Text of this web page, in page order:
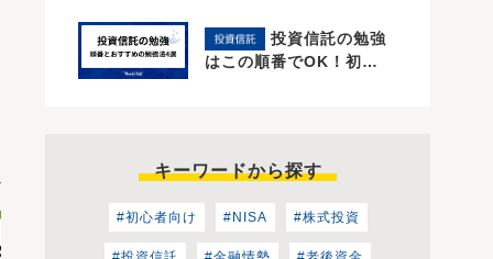
投資信託の勉強
はこの順番でOK！初…
キーワードから探す
#初心者向け #NISA #株式投資